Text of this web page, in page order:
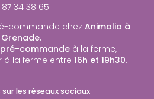
34 38 65
commande chez Animalia à
Grenade.
commande à la ferme,
la ferme entre 16h et 19h30.
les réseaux sociaux